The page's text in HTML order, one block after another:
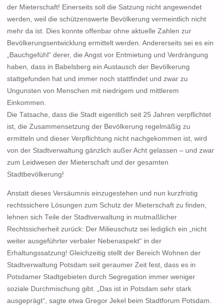
der Mieterschaft! Einerseits soll die Satzung nicht angewendet
werden, weil die schützenswerte Bevölkerung vermeintlich nicht
mehr da ist. Dies konnte offenbar ohne aktuelle Zahlen zur
Bevölkerungsentwicklung ermittelt werden. Andererseits sei es ein
„Bauchgefühl“ derer, die Angst vor Entmietung und Verdrängung
haben, dass in Babelsberg ein Austausch der Bevölkerung
stattgefunden hat und immer noch stattfindet und zwar zu
Ungunsten von Menschen mit niedrigem und mittlerem
Einkommen.
Die Tatsache, dass die Stadt eigentlich seit 25 Jahren verpflichtet
ist, die Zusammensetzung der Bevölkerung regelmäßig zu
ermitteln und dieser Verpflichtung nicht nachgekommen ist, wird
von der Stadtverwaltung gänzlich außer Acht gelassen – und zwar
zum Leidwesen der Mieterschaft und der gesamten
Stadtbevölkerung!
Anstatt dieses Versäumnis einzugestehen und nun kurzfristig
rechtssichere Lösungen zum Schutz der Mieterschaft zu finden,
lehnen sich Teile der Stadtverwaltung in mutmaßlicher
Rechtssicherheit zurück: Der Milieuschutz sei lediglich ein „nicht
weiter ausgeführter verbaler Nebenaspekt“ in der
Erhaltungssatzung! Gleichzeitig stellt der Bereich Wohnen der
Stadtverwaltung Potsdam seit geraumer Zeit fest, dass es in
Potsdamer Stadtgebieten durch Segregation immer weniger
soziale Durchmischung gibt. „Das ist in Potsdam sehr stark
ausgeprägt“, sagte etwa Gregor Jekel beim Stadtforum Potsdam.